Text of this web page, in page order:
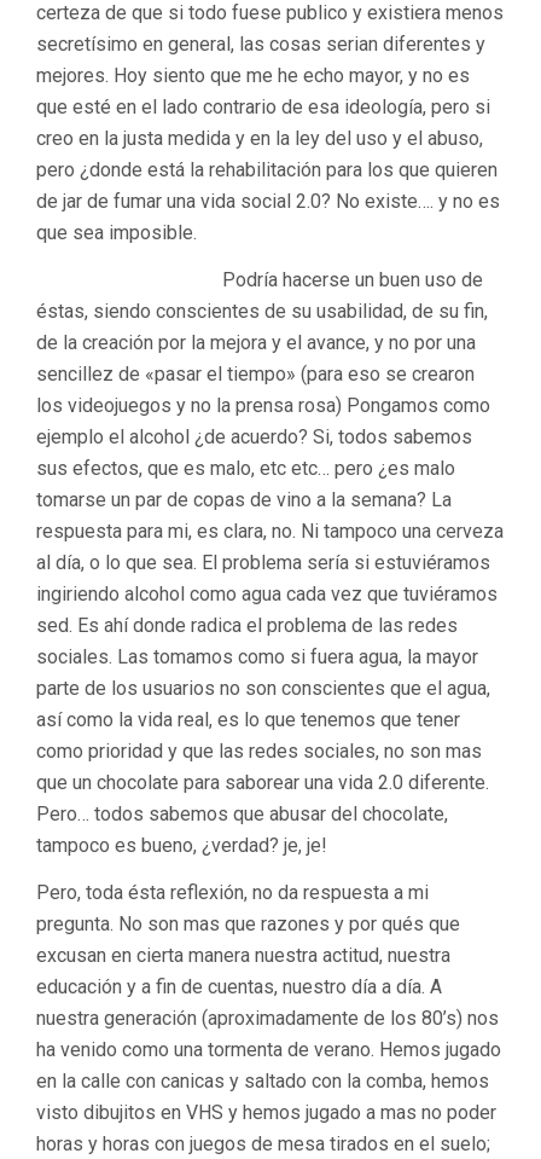
certeza de que si todo fuese publico y existiera menos
secretísimo en general, las cosas serian diferentes y
mejores. Hoy siento que me he echo mayor, y no es
que esté en el lado contrario de esa ideología, pero si
creo en la justa medida y en la ley del uso y el abuso,
pero ¿donde está la rehabilitación para los que quieren
de jar de fumar una vida social 2.0? No existe…. y no es
que sea imposible.
Podría hacerse un buen uso de
éstas, siendo conscientes de su usabilidad, de su fin,
de la creación por la mejora y el avance, y no por una
sencillez de «pasar el tiempo» (para eso se crearon
los videojuegos y no la prensa rosa) Pongamos como
ejemplo el alcohol ¿de acuerdo? Si, todos sabemos
sus efectos, que es malo, etc etc… pero ¿es malo
tomarse un par de copas de vino a la semana? La
respuesta para mi, es clara, no. Ni tampoco una cerveza
al día, o lo que sea. El problema sería si estuviéramos
ingiriendo alcohol como agua cada vez que tuviéramos
sed. Es ahí donde radica el problema de las redes
sociales. Las tomamos como si fuera agua, la mayor
parte de los usuarios no son conscientes que el agua,
así como la vida real, es lo que tenemos que tener
como prioridad y que las redes sociales, no son mas
que un chocolate para saborear una vida 2.0 diferente.
Pero… todos sabemos que abusar del chocolate,
tampoco es bueno, ¿verdad? je, je!
Pero, toda ésta reflexión, no da respuesta a mi
pregunta. No son mas que razones y por qués que
excusan en cierta manera nuestra actitud, nuestra
educación y a fin de cuentas, nuestro día a día. A
nuestra generación (aproximadamente de los 80’s) nos
ha venido como una tormenta de verano. Hemos jugado
en la calle con canicas y saltado con la comba, hemos
visto dibujitos en VHS y hemos jugado a mas no poder
horas y horas con juegos de mesa tirados en el suelo;